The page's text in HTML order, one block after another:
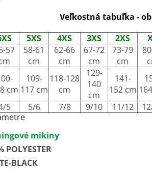
Veľkostná tabuľka -
5XS 4XS 3XS 2XS
57
58-61
cm
62-66
cm
67-72
cm
73-79
cm
cm
109-
117 cm
118-128
cm
129-
140
cm
141-
152 cm
5 5/6 7/8 9/10 11/12
mikiny
POLYESTER
BLACK